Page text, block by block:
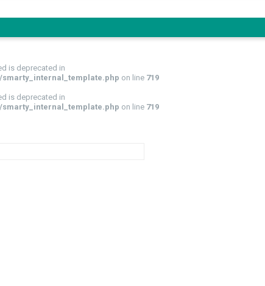
is deprecated in
on line 719
is deprecated in
on line 719